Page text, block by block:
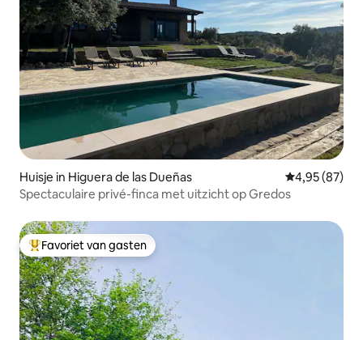
Huisje in Higuera de las Dueñas Gemiddelde
4,95 (87)
Spectaculaire privé-finca met uitzicht op Gredos
Topfavoriet van gasten
Favoriet van gasten